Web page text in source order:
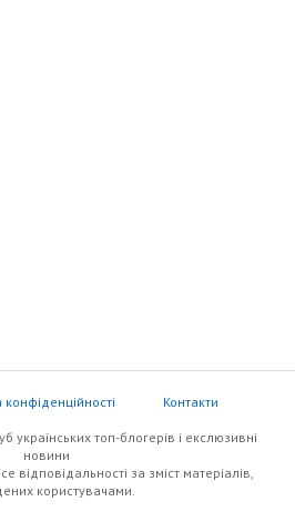
конфіденційності Контакти
українських топ-блогерів i екслюзивнi
новини
відповідальності за зміст матеріалів,
користувачами.